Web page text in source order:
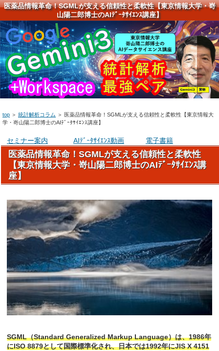
医薬品情報革命！SGMLが支える信頼性と柔軟性【東京情報大学・嵜
山陽二郎博士のAIﾃﾞｰﾀｻｲｴﾝｽ講座】
top ＞ 統計解析コラム ＞ 医薬品情報革命！SGMLが支える信頼性と柔軟性【東京情報大
学・嵜山陽二郎博士のAIﾃﾞｰﾀｻｲｴﾝｽ講座】
セミナー案内 AIﾃﾞｰﾀｻｲｴﾝｽ動画 電子書籍
医薬品情報革命！SGMLが支える信頼性と柔軟性
【東京情報大学・嵜山陽二郎博士のAIﾃﾞｰﾀｻｲｴﾝｽ講
座】
SGML（Standard Generalized Markup Language）は、1986年
にISO 8879として国際標準化され、日本では1992年にJIS X 4151